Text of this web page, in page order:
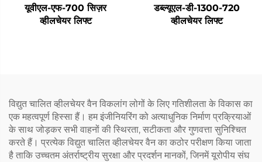
यूवीएल-एफ-700 सिज़र
व्हीलचेयर लिफ्ट
डब्ल्यूएल-डी-1300-720
व्हीलचेयर लिफ्ट
विद्युत चालित व्हीलचेयर वैन विकलांग लोगों के लिए गतिशीलता के विकास का
एक महत्वपूर्ण हिस्सा हैं। हम इंजीनियरिंग को अत्याधुनिक निर्माण प्रक्रियाओं
के साथ जोड़कर सभी वाहनों की स्थिरता, सटीकता और गुणवत्ता सुनिश्चित
करते हैं। प्रत्येक विद्युत चालित व्हीलचेयर वैन का कठोर परीक्षण किया जाता
है ताकि उच्चतम अंतर्राष्ट्रीय सुरक्षा और प्रदर्शन मानकों, जिनमें यूरोपीय संघ